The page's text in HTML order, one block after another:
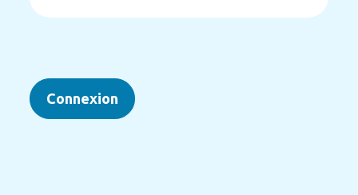
Connexion